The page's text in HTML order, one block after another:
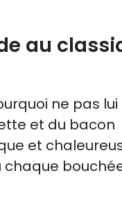
au
ne pas
et du bacon
et
chaque